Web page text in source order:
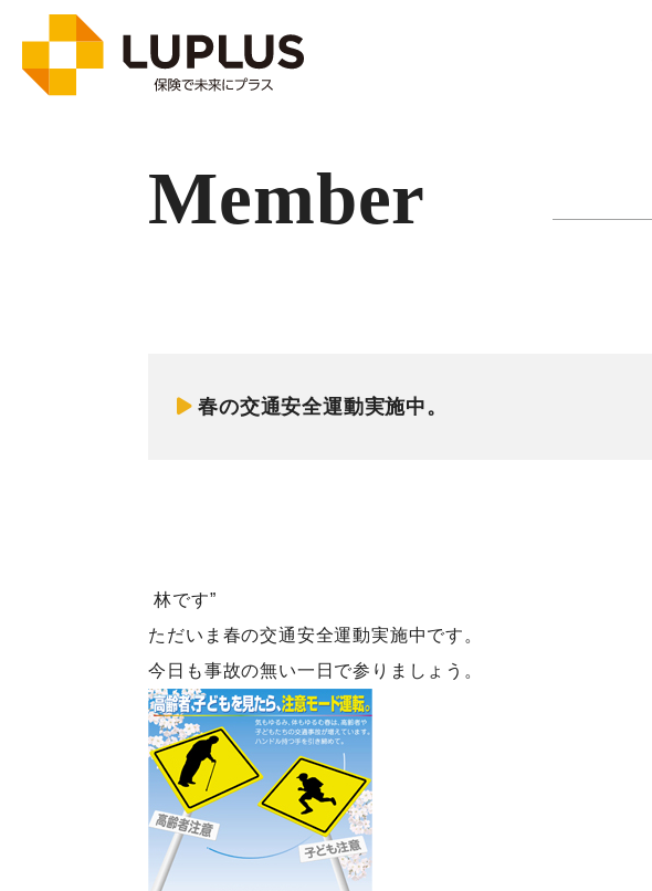
Member
春の交通安全運動実施中。
林です”
ただいま春の交通安全運動実施中です。
今日も事故の無い一日で参りましょう。